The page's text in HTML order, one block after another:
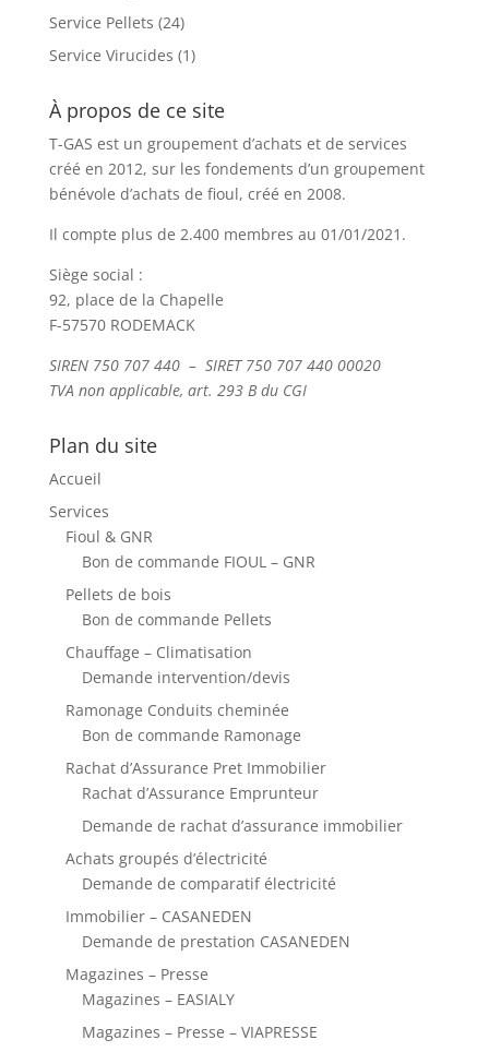
Service Pellets (24)
Service Virucides (1)
À propos de ce site
T-GAS est un groupement d’achats et de services
créé en 2012, sur les fondements d’un groupement
bénévole d’achats de fioul, créé en 2008.
Il compte plus de 2.400 membres au 01/01/2021.
Siège social :
92, place de la Chapelle
F-57570 RODEMACK
SIREN 750 707 440 – SIRET 750 707 440 00020
TVA non applicable, art. 293 B du CGI
Plan du site
Accueil
Services
Fioul & GNR
Bon de commande FIOUL – GNR
Pellets de bois
Bon de commande Pellets
Chauffage – Climatisation
Demande intervention/devis
Ramonage Conduits cheminée
Bon de commande Ramonage
Rachat d’Assurance Pret Immobilier
Rachat d’Assurance Emprunteur
Demande de rachat d’assurance immobilier
Achats groupés d’électricité
Demande de comparatif électricité
Immobilier – CASANEDEN
Demande de prestation CASANEDEN
Magazines – Presse
Magazines – EASIALY
Magazines – Presse – VIAPRESSE